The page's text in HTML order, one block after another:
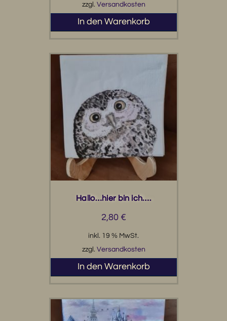
zzgl. Versandkosten
In den Warenkorb
Hallo…hier bin ich….
2,80 €
inkl. 19 % MwSt.
zzgl. Versandkosten
In den Warenkorb